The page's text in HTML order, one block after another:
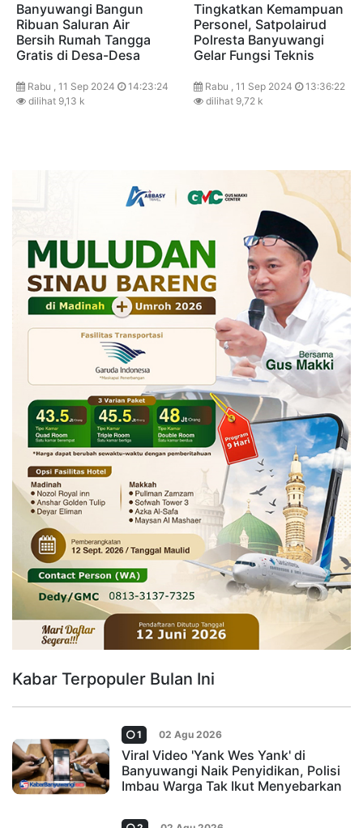
Banyuwangi Bangun
Ribuan Saluran Air
Bersih Rumah Tangga
Gratis di Desa-Desa
Rabu , 11 Sep 2024
14:23:24
dilihat 9,13 k
Tingkatkan Kemampuan
Personel, Satpolairud
Polresta Banyuwangi
Gelar Fungsi Teknis
Rabu , 11 Sep 2024
13:36:22
dilihat 9,72 k
Kabar Terpopuler Bulan Ini
1 02 Agu 2026
Viral Video 'Yank Wes Yank' di
Banyuwangi Naik Penyidikan, Polisi
Imbau Warga Tak Ikut Menyebarkan